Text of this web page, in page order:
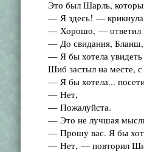
Это был Шарль, который
— Я здесь! —
— Хорошо, — ответил
— До свидания, Бланш,
— Я бы хотела увидеть
Шиб застыл на месте, с
— Я бы хотела...
— Нет,
— Пожалуйста.
— Это не лучшая
— Прошу вас. Я бы
— Нет, — повторил